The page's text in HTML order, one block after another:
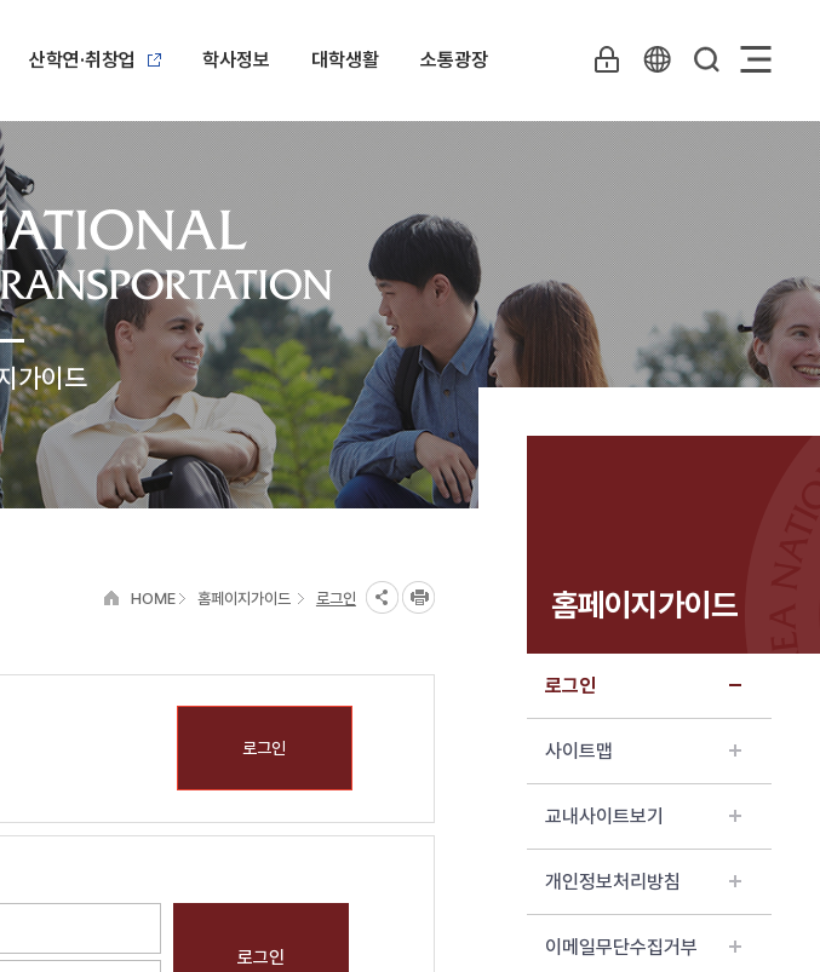
산학연·취창업 학사정보 대학생활 소통광장
가이드
홈페이지가이드
로그인
사이트맵
교내사이트보기
개인정보처리방침
이메일무단수집거부
HOME 홈페이지가이드 로그인
로그인